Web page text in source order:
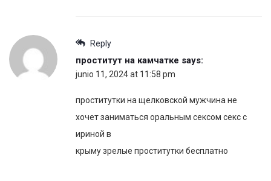
Reply
проститут на камчатке says:
junio 11, 2024 at 11:58 pm
проститутки на щелковской мужчина не
хочет заниматься оральным сексом секс с
ириной в
крыму зрелые проститутки бесплатно